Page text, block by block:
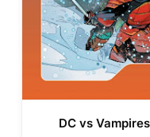
DC vs